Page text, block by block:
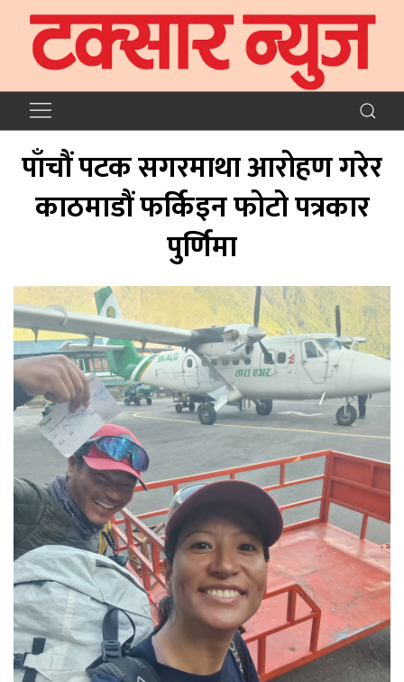
पाँचौं पटक सगरमाथा आरोहण गरेर
काठमाडौं फर्किइन फोटो पत्रकार
पुर्णिमा